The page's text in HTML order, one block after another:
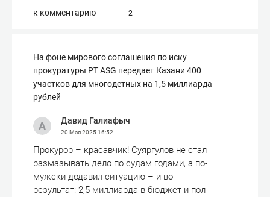
к комментарию 2
На фоне мирового соглашения по иску
прокуратуры РТ ASG передает Казани 400
участков для многодетных на 1,5 миллиарда
рублей
Давид Галиафыч
20 Мая 202516:52
Прокурор – красавчик! Суяргулов не стал
размазывать дело по судам годами, а по-
мужски додавил ситуацию – и вот
результат: 2,5 миллиарда в бюджет и пол